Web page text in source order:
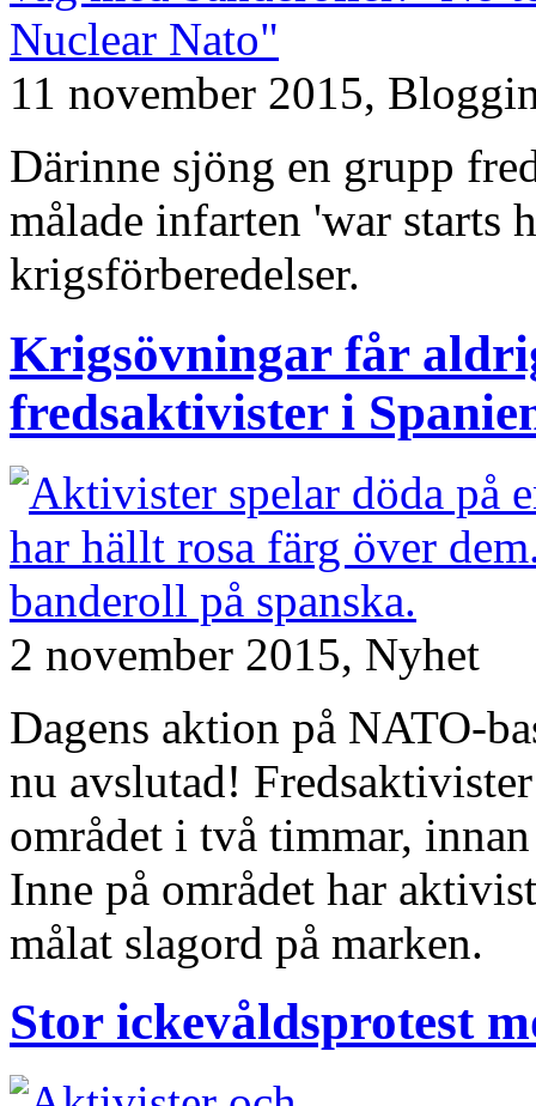
11 november 2015,
Därinne sjöng en grupp
målade infarten 'war starts
krigsförberedelser.
Krigsövningar får
fredsaktivister i
2 november 2015, Nyhet
Dagens aktion på NATO-
nu avslutad!
området i två timmar,
Inne på området har
målat slagord på marken.
Stor ickevåldsprotest